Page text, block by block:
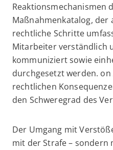
Reaktionsmechanismen
Maßnahmenkatalog,
rechtliche Schritte
Mitarbeiter verständlich
kommuniziert sowie
durchgesetzt werden.
rechtlichen
den Schweregrad des
Der Umgang mit
mit der Strafe – sondern